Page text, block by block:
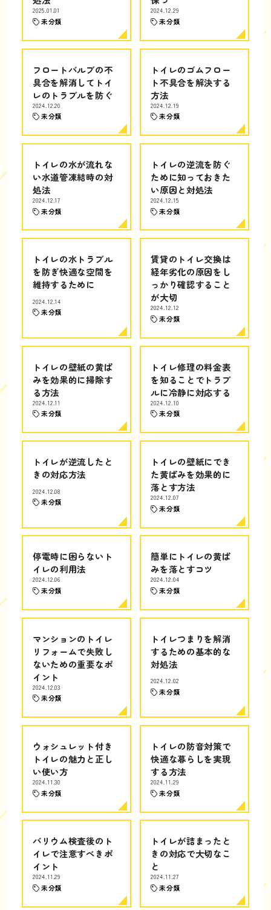
2025.01.01
未分類
2024.12.29
未分類
フロートバルブの不
具合を解消してトイ
レのトラブルを防ぐ
2024.12.20
未分類
トイレのゴムフロー
ト不具合を解決する
方法
2024.12.19
未分類
トイレの水が流れな
い水道管凍結時の対
処法
2024.12.17
未分類
トイレの逆流を防ぐ
ために知っておきた
い原因と対処法
2024.12.15
未分類
トイレの水トラブル
を防ぎ快適な空間を
維持するために
2024.12.14
未分類
賃貸のトイレ交換は
経年劣化の原因をし
っかり確認すること
が大切
2024.12.12
未分類
トイレの壁紙の黄ば
みを効果的に掃除す
る方法
2024.12.11
未分類
トイレ修理の料金表
を知ることでトラブ
ルに冷静に対応する
2024.12.10
未分類
トイレが逆流したと
きの対応方法
2024.12.08
未分類
トイレの壁紙にでき
た黄ばみを効果的に
落とす方法
2024.12.07
未分類
停電時に困らないト
イレの利用法
2024.12.06
未分類
簡単にトイレの黄ば
みを落とすコツ
2024.12.04
未分類
マンションのトイレ
リフォームで失敗し
ないための重要なポ
イント
2024.12.03
未分類
トイレつまりを解消
するための基本的な
対処法
2024.12.02
未分類
ウォシュレット付き
トイレの魅力と正し
い使い方
2024.11.30
未分類
トイレの防音対策で
快適な暮らしを実現
する方法
2024.11.29
未分類
バリウム検査後のト
イレで注意すべきポ
イント
2024.11.29
未分類
トイレが詰まったと
きの対応で大切なこ
と
2024.11.27
未分類